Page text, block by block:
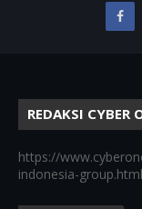
REDAKSI CYBER
https://
indonesia-group.html